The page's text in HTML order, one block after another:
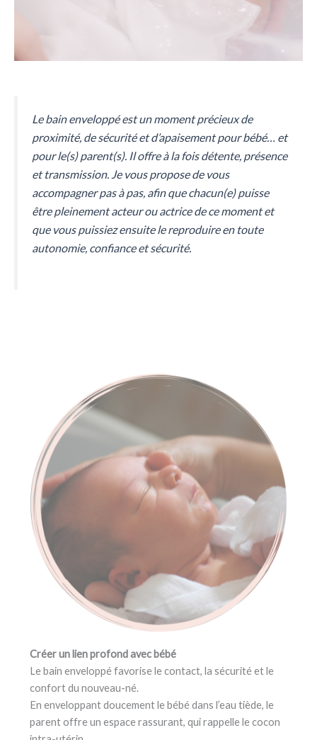
Le bain enveloppé est un moment précieux de
proximité, de sécurité et d’apaisement pour bébé… et
pour le(s) parent(s). Il offre à la fois détente, présence
et transmission. Je vous propose de vous
accompagner pas à pas, afin que chacun(e) puisse
être pleinement acteur ou actrice de ce moment et
que vous puissiez ensuite le reproduire en toute
autonomie, confiance et sécurité.
Créer un lien profond avec bébé
Le bain enveloppé favorise le contact, la sécurité et le
confort du nouveau-né.
En enveloppant doucement le bébé dans l’eau tiède, le
parent offre un espace rassurant, qui rappelle le cocon